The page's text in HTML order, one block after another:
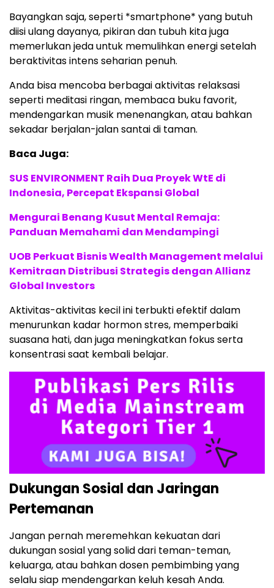
Bayangkan saja, seperti *smartphone* yang butuh
diisi ulang dayanya, pikiran dan tubuh kita juga
memerlukan jeda untuk memulihkan energi setelah
beraktivitas intens seharian penuh.
Anda bisa mencoba berbagai aktivitas relaksasi
seperti meditasi ringan, membaca buku favorit,
mendengarkan musik menenangkan, atau bahkan
sekadar berjalan-jalan santai di taman.
Baca Juga:
SUS ENVIRONMENT Raih Dua Proyek WtE di
Indonesia, Percepat Ekspansi Global
Mengurai Benang Kusut Mental Remaja:
Panduan Memahami dan Mendampingi
UOB Perkuat Bisnis Wealth Management melalui
Kemitraan Distribusi Strategis dengan Allianz
Global Investors
Aktivitas-aktivitas kecil ini terbukti efektif dalam
menurunkan kadar hormon stres, memperbaiki
suasana hati, dan juga meningkatkan fokus serta
konsentrasi saat kembali belajar.
Dukungan Sosial dan Jaringan
Pertemanan
Jangan pernah meremehkan kekuatan dari
dukungan sosial yang solid dari teman-teman,
keluarga, atau bahkan dosen pembimbing yang
selalu siap mendengarkan keluh kesah Anda.